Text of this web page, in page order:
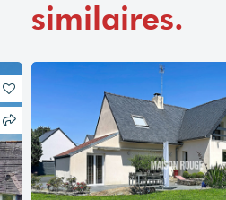
similaires.